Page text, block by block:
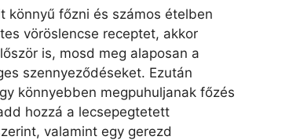
könnyű főzni és számos ételben
vöröslencse receptet, akkor
is, mosd meg alaposan a
szennyeződéseket. Ezután
könnyebben megpuhuljanak főzés
hozzá a lecsepegtetett
valamint egy gerezd